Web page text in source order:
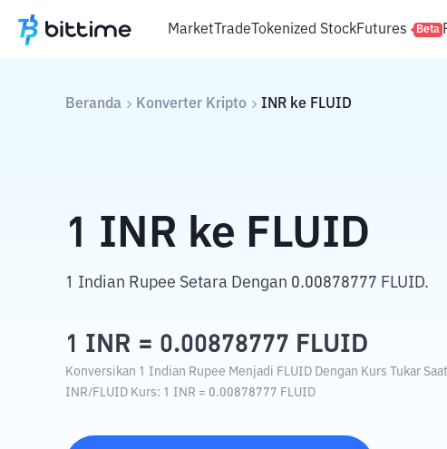
MarketTradeTokenized StockFutures Beta
Beranda Konverter Kripto INR ke FLUID
1 INR ke FLUID
1 Indian Rupee Setara Dengan 0.00878777 FLUID.
1 INR = 0.00878777 FLUID
Konversikan 1 Indian Rupee Menjadi FLUID Dengan Kurs Tukar
INR/FLUID Kurs: 1 INR = 0.00878777 FLUID